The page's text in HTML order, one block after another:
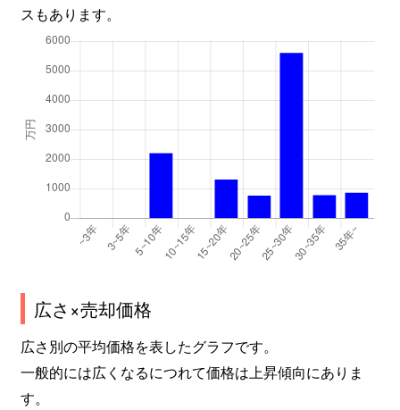
スもあります。
広さ×売却価格
広さ別の平均価格を表したグラフです。
一般的には広くなるにつれて価格は上昇傾向にありま
す。